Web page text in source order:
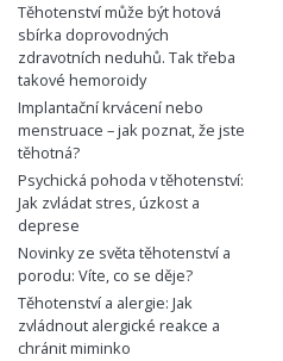
Těhotenství může být hotová
sbírka doprovodných
zdravotních neduhů. Tak třeba
takové hemoroidy
Implantační krvácení nebo
menstruace – jak poznat, že jste
těhotná?
Psychická pohoda v těhotenství:
Jak zvládat stres, úzkost a
deprese
Novinky ze světa těhotenství a
porodu: Víte, co se děje?
Těhotenství a alergie: Jak
zvládnout alergické reakce a
chránit miminko